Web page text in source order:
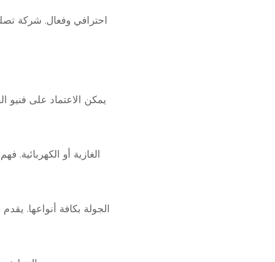
احترافي وفعال. شركة
يمكن الاعتماد على فنيو
الغازية أو
الجولة بكافة أنواعها.